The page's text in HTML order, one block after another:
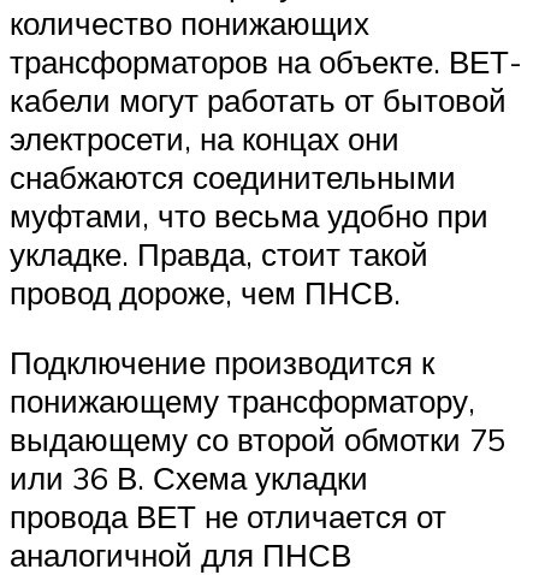
количество понижающих
трансформаторов на объекте. ВЕТ-
кабели могут работать от бытовой
электросети, на концах они
снабжаются соединительными
муфтами, что весьма удобно при
укладке. Правда, стоит такой
провод дороже, чем ПНСВ.
Подключение производится к
понижающему трансформатору,
выдающему со второй обмотки 75
или 36 В. Схема укладки
провода ВЕТ не отличается от
аналогичной для ПНСВ